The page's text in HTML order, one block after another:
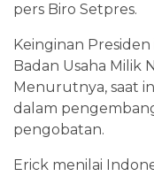
pers Biro Setpres.
Keinginan
Badan Usaha Milik
Menurutnya, saat
dalam
pengobatan.
Erick menilai